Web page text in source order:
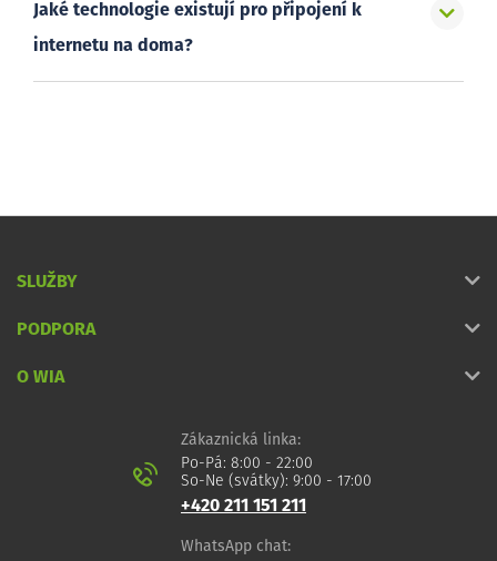
Jaké technologie existují pro připojení k
internetu na doma?
SLUŽBY
PODPORA
O WIA
Zákaznická linka:
Po-Pá: 8:00 - 22:00
So-Ne (svátky): 9:00 - 17:00
+420 211 151 211
WhatsApp chat: